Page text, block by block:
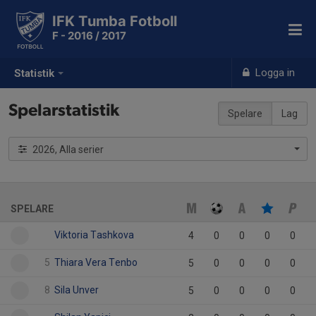
Statistik Logga in
IFK Tumba Fotboll
F - 2016 / 2017
Spelare Lag
Spelarstatistik
2026, Alla serier
SPELARE
Viktoria Tashkova 4 0 0 0 0
5 Thiara Vera Tenbo 5 0 0 0 0
8 Sila Unver 5 0 0 0 0